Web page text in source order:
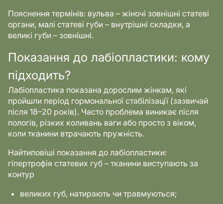
Пояснення термінів: вульва – жіночі зовнішні статеві
органи, малі статеві губи – внутрішні складки, а
великі губи – зовнішні.
Показання до лабіопластики: кому
підходить?
Лабіопластика показана дорослим жінкам, які
пройшли період гормональної стабілізації (зазвичай
після 18–20 років). Часто проблема виникає після
пологів, різких коливань ваги або просто з віком,
коли тканини втрачають пружність.
Найтиповіші показання до лабіопластики:
гіпертрофія статевих губ – тканини виступають за
контур
великих губ, натирають чи травмуються;